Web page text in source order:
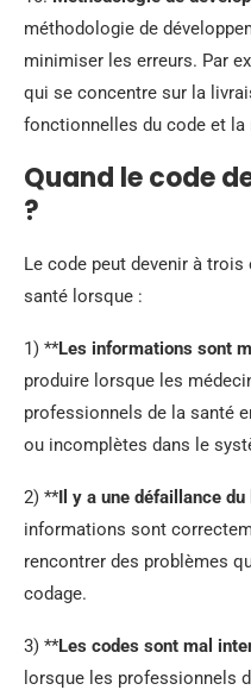
méthodologie de
minimiser les erreurs. Par
qui se concentre sur la
fonctionnelles du code et la
Quand le code
?
Le code peut devenir à
santé lorsque :
1) **Les informations sont
produire lorsque les
professionnels de la santé
ou incomplètes dans le
2) **Il y a une défaillance du
informations sont
rencontrer des problèmes
codage.
3) **Les codes sont mal
lorsque les professionnels